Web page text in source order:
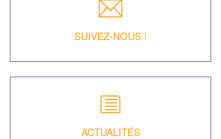
SUIVEZ-NOUS !
ACTUALITÉS